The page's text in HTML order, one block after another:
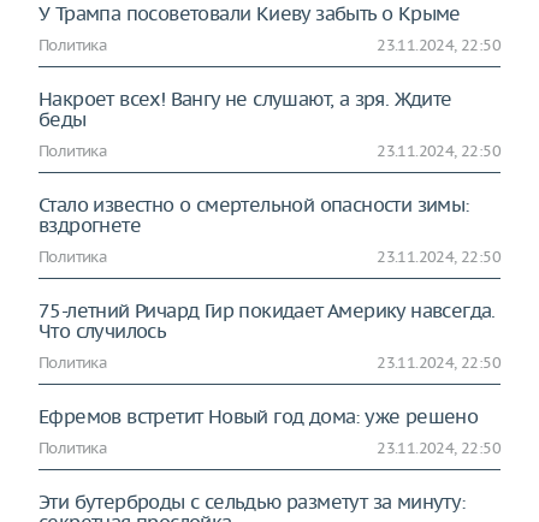
У Трампа посоветовали Киеву забыть о Крыме
Политика 23.11.2024, 22:50
Накроет всех! Вангу не слушают, а зря. Ждите
беды
Политика 23.11.2024, 22:50
Стало известно о смертельной опасности зимы:
вздрогнете
Политика 23.11.2024, 22:50
75-летний Ричард Гир покидает Америку навсегда.
Что случилось
Политика 23.11.2024, 22:50
Ефремов встретит Новый год дома: уже решено
Политика 23.11.2024, 22:50
Эти бутерброды с сельдью разметут за минуту: